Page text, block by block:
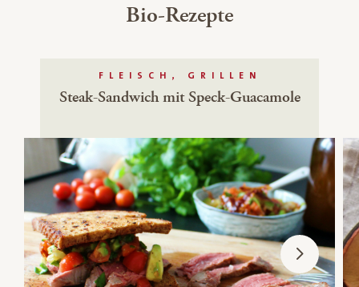
Bio-Rezepte
FLEISCH, GRILLEN
Steak-Sandwich mit Speck-Guacamole